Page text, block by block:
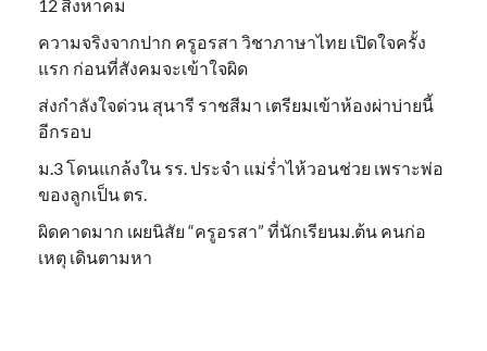
12 สิงหาคม
ความจริงจากปาก ครูอรสา วิชาภาษาไทย เปิดใจครั้ง
แรก ก่อนที่สังคมจะเข้าใจผิด
ส่งกำลังใจด่วน สุนารี ราชสีมา เตรียมเข้าห้องผ่าบ่ายนี้
อีกรอบ
ม.3 โดนแกล้งใน รร. ประจำ แม่ร่ำไห้วอนช่วย เพราะพ่อ
ของลูกเป็น ตร.
ผิดคาดมาก เผยนิสัย “ครูอรสา” ที่นักเรียนม.ต้น คนก่อ
เหตุ เดินตามหา